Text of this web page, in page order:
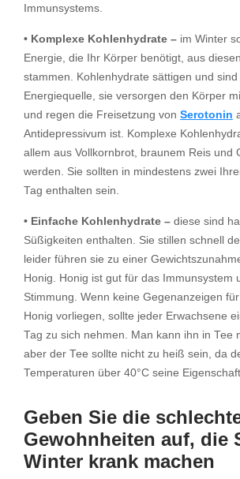
Immunsystems.
• Komplexe Kohlenhydrate – im Winter
Energie, die Ihr Körper benötigt, aus
stammen. Kohlenhydrate sättigen und sind
Energiequelle, sie versorgen den Körper
und regen die Freisetzung von Serotonin
Antidepressivum ist. Komplexe
allem aus Vollkornbrot, braunem Reis und
werden. Sie sollten in mindestens zwei
Tag enthalten sein.
• Einfache Kohlenhydrate – diese sind
Süßigkeiten enthalten. Sie stillen schnell
leider führen sie zu einer
Honig. Honig ist gut für das Immunsystem
Stimmung. Wenn keine Gegenanzeigen
Honig vorliegen, sollte jeder Erwachsene
Tag zu sich nehmen. Man kann ihn in Tee
aber der Tee sollte nicht zu heiß sein, da
Temperaturen über 40°C seine
Geben Sie die
Gewohnheiten auf, die
Winter krank machen